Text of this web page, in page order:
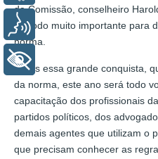
da Comissão, conselheiro
período muito importante para
norma.
“Após essa grande conquista,
da norma, este ano será todo
capacitação dos profissionais
partidos políticos, dos
demais agentes que utilizam o
que precisam conhecer as
Voz